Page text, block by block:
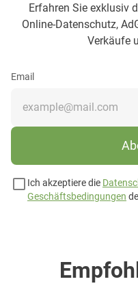
Erfahren Sie exklusiv
Online-Datenschutz,
Verkäufe
Email
Ich akzeptiere die
Geschäftsbedingungen